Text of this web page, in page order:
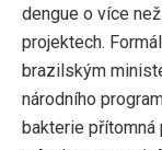
dengue o více
projektech.
brazilským
národního
bakterie přítomná